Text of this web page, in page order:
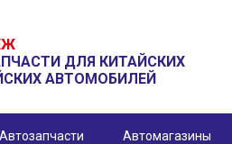
ДЛЯ КИТАЙСКИХ
АВТОМОБИЛЕЙ
Автозапчасти Автомагазины